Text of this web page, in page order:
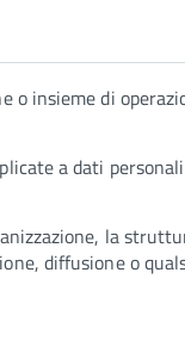
o insieme di
a dati
la
diffusione o